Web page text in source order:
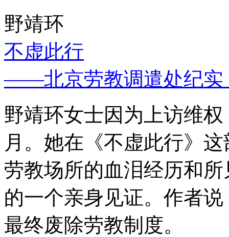
野靖环
不虚此行
——北京劳教调遣处纪实
野靖环女士因为上访维
月。她在《不虚此行》
劳教场所的血泪经历和
的一个亲身见证。作者
最终废除劳教制度。